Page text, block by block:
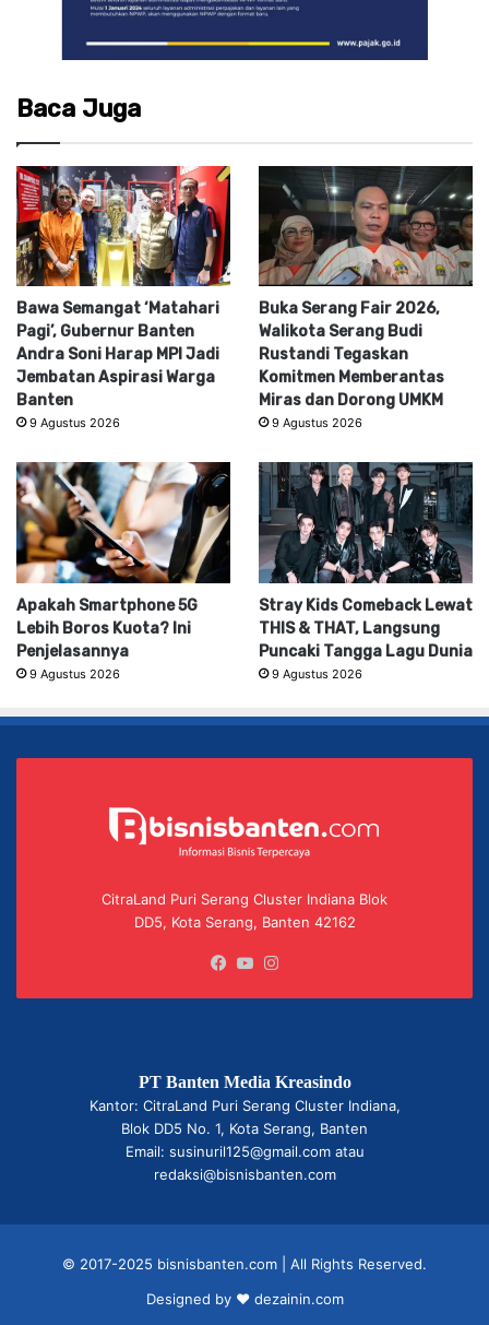
Baca Juga
Bawa Semangat ‘Matahari
Pagi’, Gubernur Banten
Andra Soni Harap MPI Jadi
Jembatan Aspirasi Warga
Banten
9 Agustus 2026
Buka Serang Fair 2026,
Walikota Serang Budi
Rustandi Tegaskan
Komitmen Memberantas
Miras dan Dorong UMKM
9 Agustus 2026
Apakah Smartphone 5G
Lebih Boros Kuota? Ini
Penjelasannya
9 Agustus 2026
Stray Kids Comeback Lewat
THIS & THAT, Langsung
Puncaki Tangga Lagu Dunia
9 Agustus 2026
CitraLand Puri Serang Cluster Indiana Blok
DD5, Kota Serang, Banten 42162
Facebook
YouTube
PT Banten Media Kreasindo
Kantor: CitraLand Puri Serang Cluster Indiana,
Blok DD5 No. 1, Kota Serang, Banten
Email: susinuril125@gmail.com atau
redaksi@bisnisbanten.com
© 2017-2025 bisnisbanten.com | All Rights Reserved.
Designed by ❤ dezainin.com